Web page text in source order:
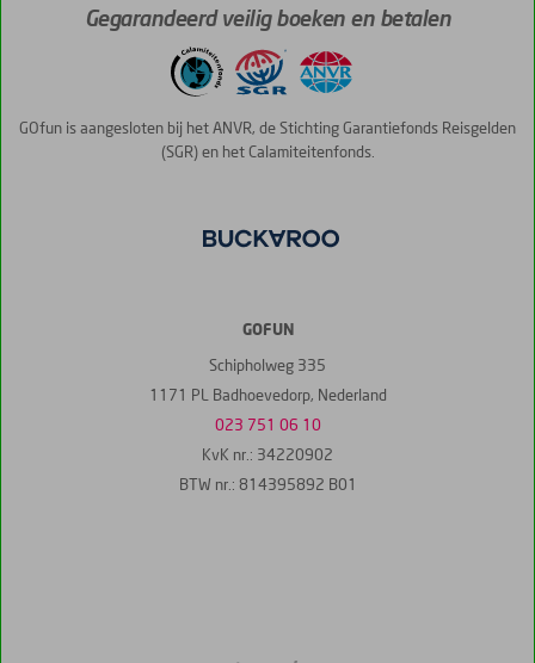
Gegarandeerd veilig boeken en betalen
GOfun is aangesloten bij het ANVR, de Stichting Garantiefonds Reisgelden
(SGR) en het Calamiteitenfonds.
GOFUN
Schipholweg 335
1171 PL Badhoevedorp, Nederland
023 751 06 10
KvK nr.: 34220902
BTW nr.: 814395892 B01